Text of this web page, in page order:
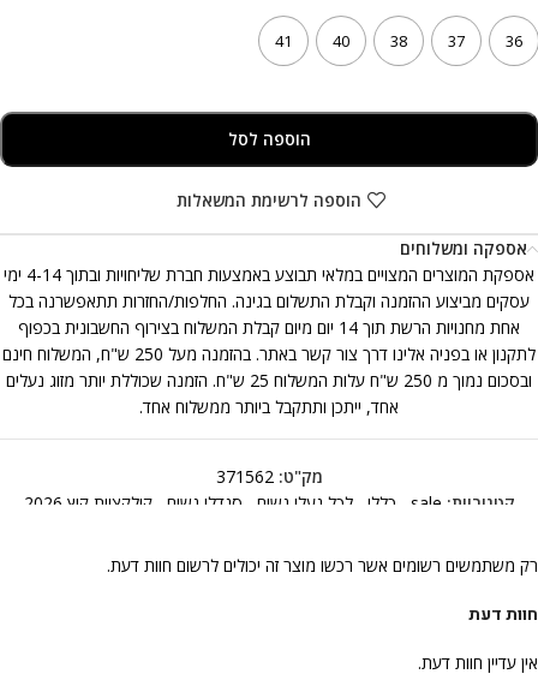
36
37
38
40
41
הוספה לסל
הוספה לרשימת המשאלות
אספקה ומשלוחים
אספקת המוצרים המצויים במלאי תבוצע באמצעות חברת שליחויות ובתוך 4-14 ימי
עסקים מביצוע ההזמנה וקבלת התשלום בגינה. החלפות/החזרות תתאפשרנה בכל
אחת מחנויות הרשת תוך 14 יום מיום קבלת המשלוח בצירוף החשבונית בכפוף
לתקנון או בפניה אלינו דרך צור קשר באתר. בהזמנה מעל 250 ש"ח, המשלוח חינם
ובסכום נמוך מ 250 ש"ח עלות המשלוח 25 ש"ח. הזמנה שכוללת יותר מזוג נעלים
אחד, ייתכן ותתקבל ביותר ממשלוח אחד.
מק"ט:371562
קטגוריות: sale כללי לכל נעלי נשים סנדלי נשים קולקציית קיץ 2026
חוות דעת
אין עדיין חוות דעת.
רק משתמשים רשומים אשר רכשו מוצר זה יכולים לרשום חוות דעת.